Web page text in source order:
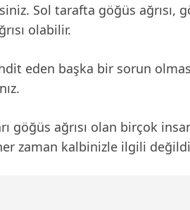
Sol tarafta göğüs ağrısı,
olabilir.
eden başka bir sorun
göğüs ağrısı olan birçok
zaman kalbinizle ilgili